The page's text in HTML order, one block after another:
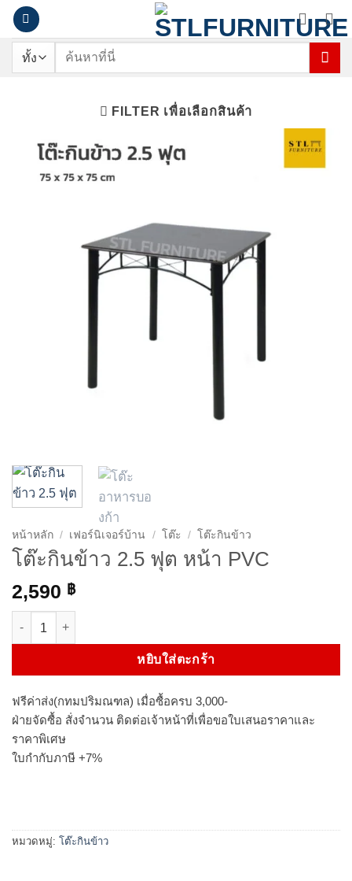
ข้าม
เนื้อหา
ค้นหา:
FILTER เพื่อเลือกสินค้า
หน้าหลัก / เฟอร์นิเจอร์บ้าน / โต๊ะ / โต๊ะกินข้าว
โต๊ะกินข้าว 2.5 ฟุต หน้า PVC
2,590 ฿
หยิบใส่ตะกร้า
ฟรีค่าส่ง(กทมปริมณฑล) เมื่อซื้อครบ 3,000-
ฝ่ายจัดซื้อ สั่งจำนวน ติดต่อเจ้าหน้าที่เพื่อขอใบเสนอราคาและ
ราคาพิเศษ
ใบกำกับภาษี +7%
หมวดหมู่: โต๊ะกินข้าว